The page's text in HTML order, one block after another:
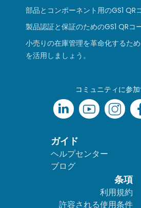
部品とコンポーネント用のGS1 QR
製品認証と保証のためのGS1 QRコ
小売りの在庫管理を革命化するた
を活用しましょう。
コミュニティに参
ガイド
ヘルプセンター
ブログ
条項
利用規約
許容される使用条件